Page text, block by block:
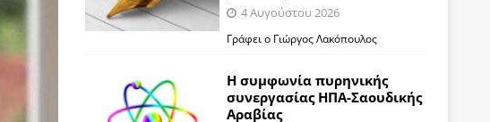
4 Αυγούστου 2026
Γράφει ο Γιώργος Λακόπουλος
Η συμφωνία πυρηνικής
συνεργασίας ΗΠΑ-Σαουδικής
Αραβίας